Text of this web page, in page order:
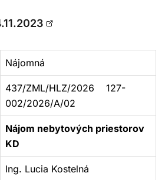
Nájomná
437/ZML/HLZ/2026 127-
002/2026/A/02
Nájom nebytových priestorov
KD
Ing. Lucia Kostelná